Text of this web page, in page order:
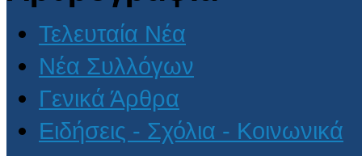
Τελευταία Νέα
Νέα Συλλόγων
Γενικά Άρθρα
Ειδήσεις - Σχόλια - Κοινωνικά